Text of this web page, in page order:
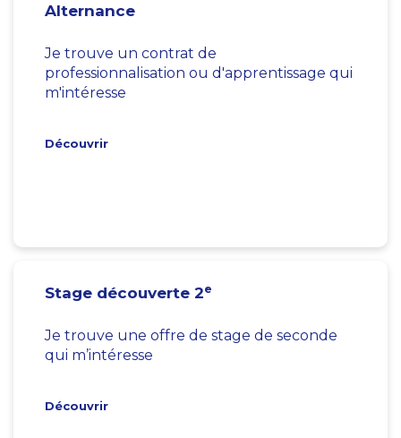
Alternance
Je trouve un contrat de
professionnalisation ou d'apprentissage qui
m'intéresse
Découvrir
Stage découverte 2e
Je trouve une offre de stage de seconde
qui m’intéresse
Découvrir